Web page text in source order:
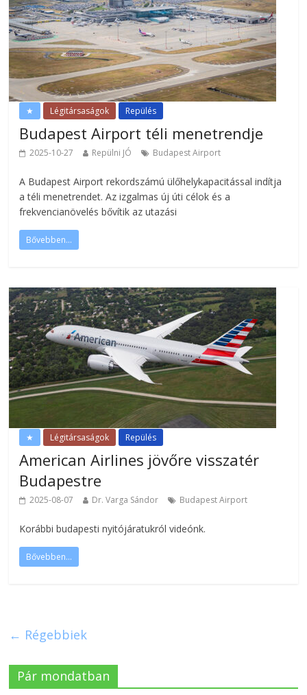
★ Légitársaságok Repülés
Budapest Airport téli menetrendje
2025-10-27 Repülni JÓ Budapest Airport
A Budapest Airport rekordszámú ülőhelykapacitással indítja
a téli menetrendet. Az izgalmas új úti célok és a
frekvencianövelés bővítik az utazási
Bővebben...
★ Légitársaságok Repülés
American Airlines jövőre visszatér
Budapestre
2025-08-07 Dr. Varga Sándor Budapest Airport
Korábbi budapesti nyitójáratukról videónk.
Bővebben...
← Régebbiek
Pár mondatban